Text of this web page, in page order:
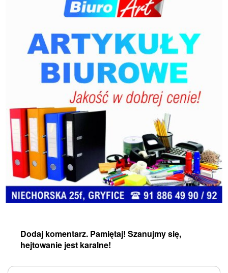
Dodaj komentarz. Pamiętaj! Szanujmy się,
hejtowanie jest karalne!